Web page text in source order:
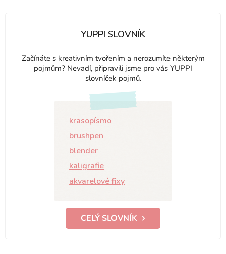
YUPPI SLOVNÍK
Začínáte s kreativním tvořením a nerozumíte některým
pojmům? Nevadí, připravili jsme pro vás YUPPI
slovníček pojmů.
krasopísmo
brushpen
blender
kaligrafie
akvarelové fixy
CELÝ SLOVNÍK